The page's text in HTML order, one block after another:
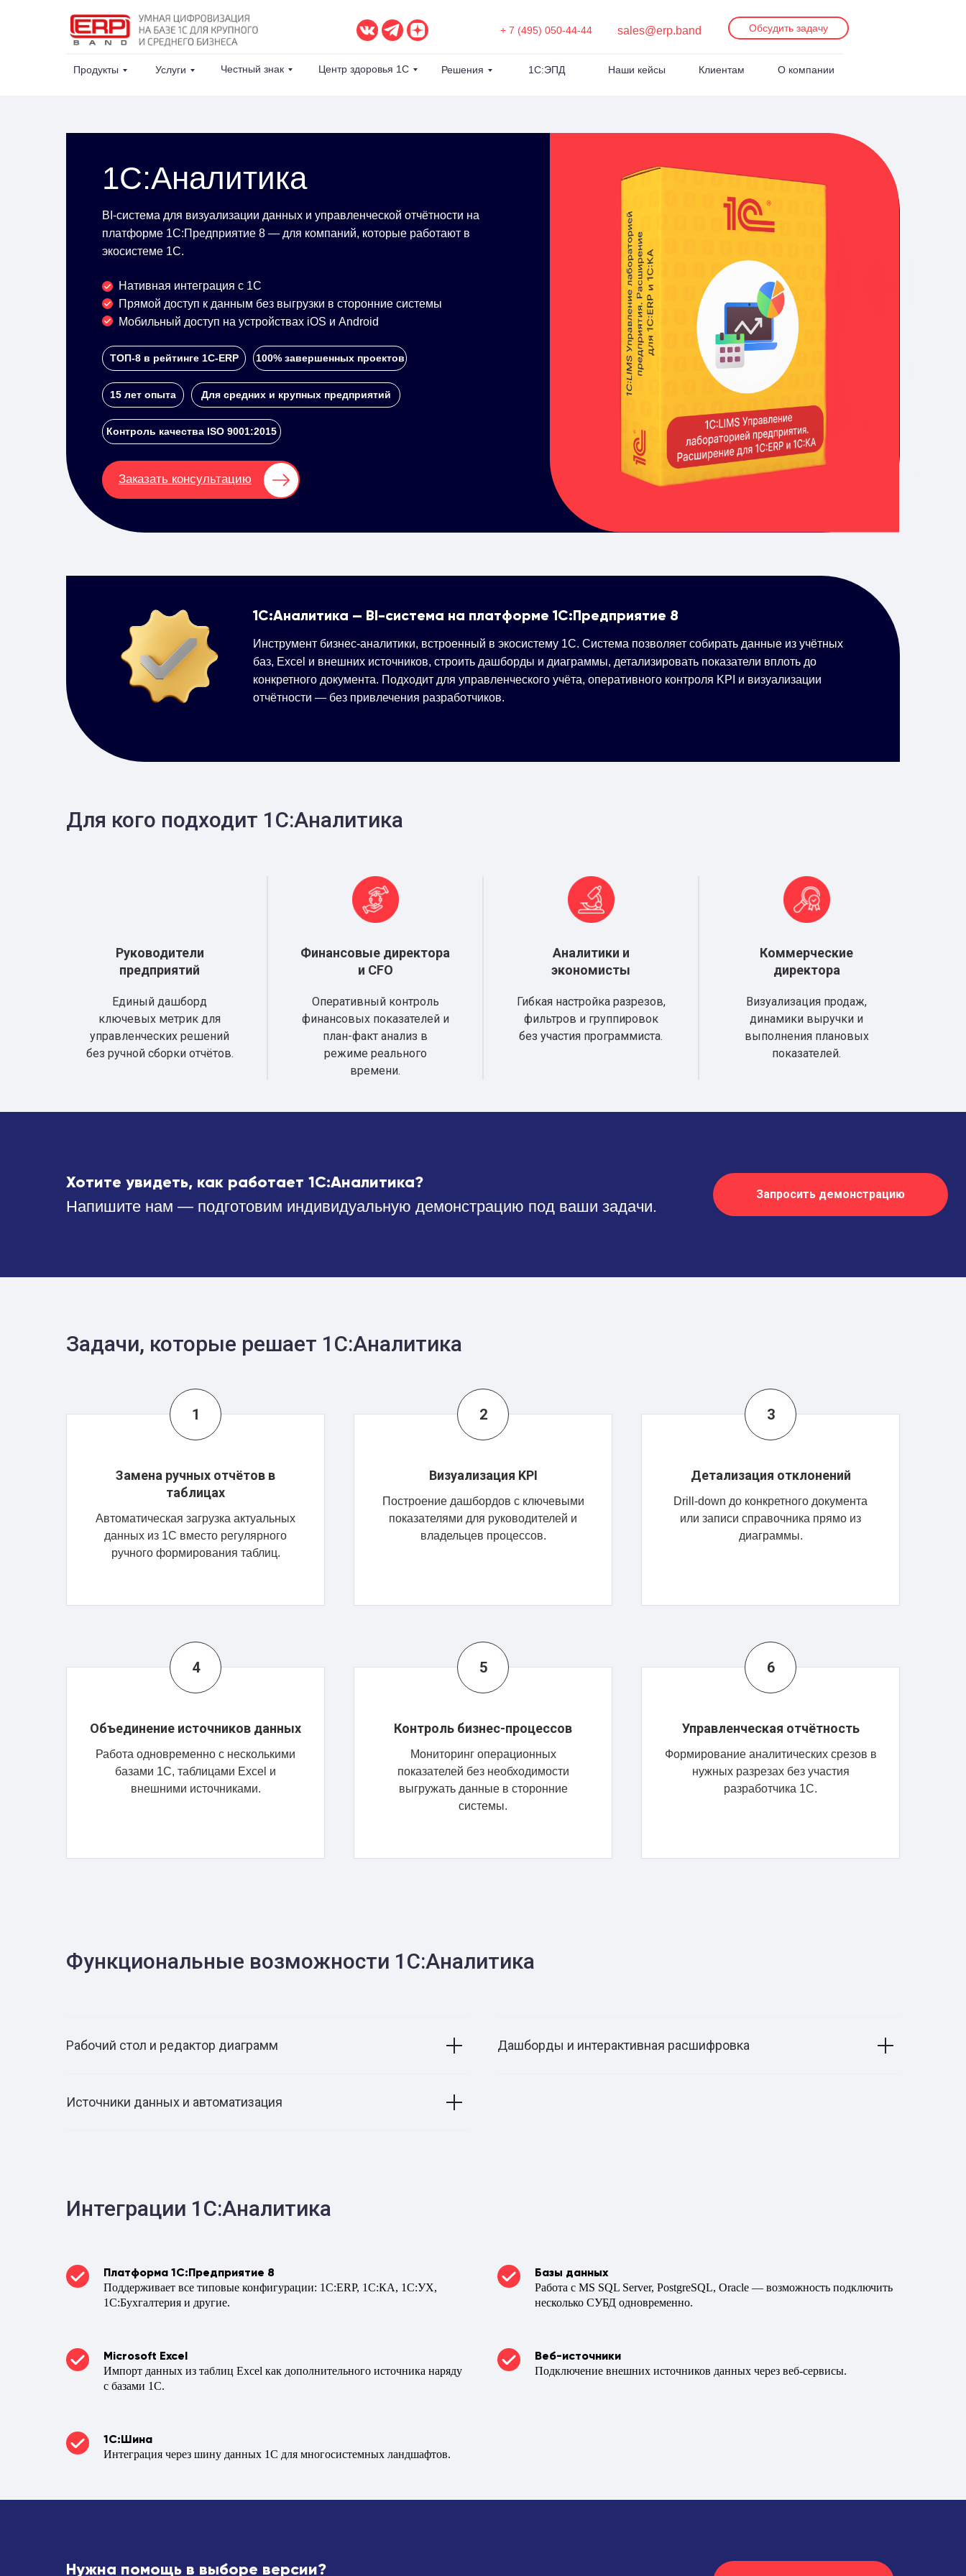
+ 7 (495) 050-44-44 sales@erp.band Обсудить задачу
Продукты Услуги Честный знак О компании
Клиентам
1С:ЭПД
Решения
Центр здоровья 1С Наши кейсы
1С:Аналитика
Нативная интеграция с 1С
Прямой доступ к данным без выгрузки в сторонние системы
Мобильный доступ на устройствах iOS и Android
BI-система для визуализации данных и управленческой отчётности на
платформе 1С:Предприятие 8 — для компаний, которые работают в
экосистеме 1С.
Заказать консультацию
Контроль качества ISO 9001:2015
100% завершенных проектов
15 лет опыта
ТОП-8 в рейтинге 1С-ERP
Для средних и крупных предприятий
Инструмент бизнес-аналитики, встроенный в экосистему 1С. Система позволяет собирать данные из учётных
баз, Excel и внешних источников, строить дашборды и диаграммы, детализировать показатели вплоть до
конкретного документа. Подходит для управленческого учёта, оперативного контроля KPI и визуализации
отчётности — без привлечения разработчиков.
1С:Аналитика — BI-система на платформе 1С:Предприятие 8
Для кого подходит 1С:Аналитика
Руководители
предприятий
Единый дашборд
ключевых метрик для
управленческих решений
без ручной сборки отчётов.
Финансовые директора
и CFO
Оперативный контроль
финансовых показателей и
план-факт анализ в
режиме реального
времени.
Аналитики и
экономисты
Гибкая настройка разрезов,
фильтров и группировок
без участия программиста.
Коммерческие
директора
Визуализация продаж,
динамики выручки и
выполнения плановых
показателей.
Хотите увидеть, как работает 1С:Аналитика?
Напишите нам — подготовим индивидуальную демонстрацию под ваши задачи.
Запросить демонстрацию
Задачи, которые решает 1С:Аналитика
Замена ручных отчётов в
таблицах
Автоматическая загрузка актуальных
данных из 1С вместо регулярного
ручного формирования таблиц.
Визуализация KPI
Построение дашбордов с ключевыми
показателями для руководителей и
владельцев процессов.
Детализация отклонений
Drill-down до конкретного документа
или записи справочника прямо из
диаграммы.
Объединение источников данных
Работа одновременно с несколькими
базами 1С, таблицами Excel и
внешними источниками.
Контроль бизнес-процессов
Мониторинг операционных
показателей без необходимости
выгружать данные в сторонние
системы.
Управленческая отчётность
Формирование аналитических срезов в
нужных разрезах без участия
разработчика 1С.
Функциональные возможности 1С:Аналитика
Рабочий стол и редактор диаграмм
Источники данных и автоматизация
Дашборды и интерактивная расшифровка
Интеграции 1С:Аналитика
Платформа 1С:Предприятие 8
Поддерживает все типовые конфигурации: 1С:ERP, 1С:КА, 1С:УХ,
1С:Бухгалтерия и другие.
Базы данных
Работа с MS SQL Server, PostgreSQL, Oracle — возможность подключить
несколько СУБД одновременно.
Microsoft Excel
Импорт данных из таблиц Excel как дополнительного источника наряду
с базами 1С.
Веб-источники
Подключение внешних источников данных через веб-сервисы.
1С:Шина
Интеграция через шину данных 1С для многосистемных ландшафтов.
Нужна помощь в выборе версии?